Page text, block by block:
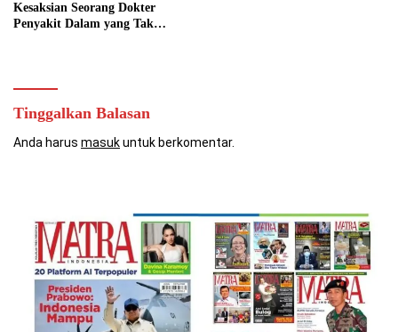
Kesaksian Seorang Dokter
Penyakit Dalam yang Tak
Tinggalkan Balasan
Anda harus masukuntuk berkomentar.